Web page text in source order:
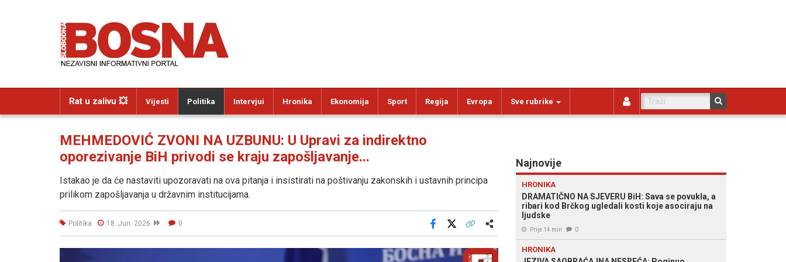
Rat u zalivu 💥 Vijesti Politika Intervjui Hronika Ekonomija Sport Regija Evropa Sve rubrike
MEHMEDOVIĆ ZVONI NA UZBUNU: U Upravi za indirektno
oporezivanje BiH privodi se kraju zapošljavanje...
Istakao je da će nastaviti upozoravati na ova pitanja i insistirati na poštivanju zakonskih i ustavnih principa
prilikom zapošljavanja u državnim institucijama.
Politika 18. Jun. 2026 0
Facebook
Najnovije
HRONIKA
DRAMATIČNO NA SJEVERU BiH: Sava se povukla, a
ribari kod Brčkog ugledali kosti koje asociraju na
ljudske
Prije 14 min 0
HRONIKA